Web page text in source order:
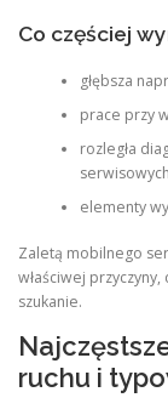
Co częściej
głębsza
prace przy
rozległa
elementy
Zaletą mobilnego
właściwej
szukanie.
ruchu i